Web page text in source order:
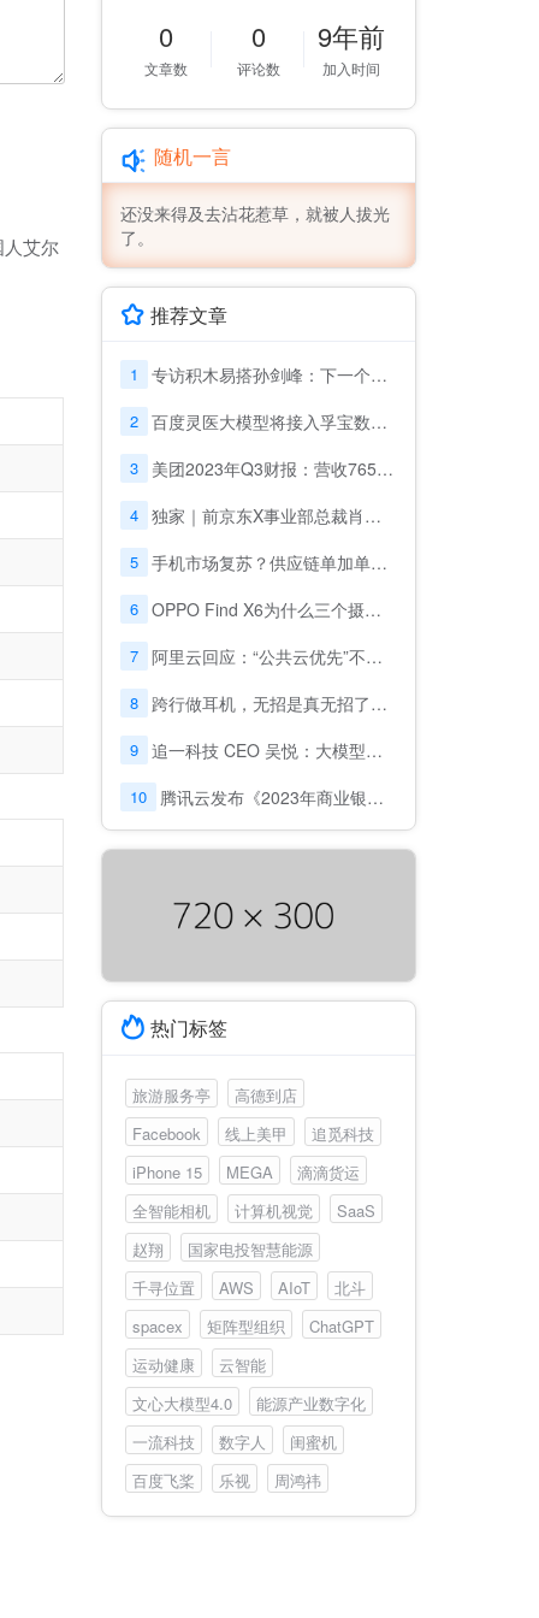
艾尔
0
文章数
0
评论数
9年前
加入时间
随机一言
还没来得及去沾花惹草，就被人拔光
了。
推荐文章
1 专访积木易搭孙剑峰：下一个堪比“人脸识别”的机会在哪里？
2 百度灵医大模型将接入孚宝数十万台康养服务机器人，助力适老化改革
3 美团2023年Q3财报：营收765亿元 即时零售订单量增至62亿笔
4 独家｜前京东X事业部总裁肖军融资2亿，创办仓储机器人公司
5 手机市场复苏？供应链单加单，运营商重启新一轮5G补贴
6 OPPO Find X6为什么三个摄像头都是主摄？
7 阿里云回应：“公共云优先”不意味着放弃政企市场
8 跨行做耳机，无招是真无招了吗？
9 追一科技 CEO 吴悦：大模型落地，场景、成本及效果，缺一不可
10 腾讯云发布《2023年商业银行风控趋势调研报告》: 金融风控迈入“模型对抗”时代
热门标签
旅游服务亭
高德到店
Facebook
线上美甲
追觅科技
iPhone 15
MEGA
滴滴货运
全智能相机
计算机视觉
SaaS
赵翔
国家电投智慧能源
千寻位置
AWS AIoT
北斗
spacex
矩阵型组织
ChatGPT
运动健康
云智能
文心大模型4.0
能源产业数字化
一流科技
数字人
闺蜜机
百度飞桨
乐视 周鸿祎